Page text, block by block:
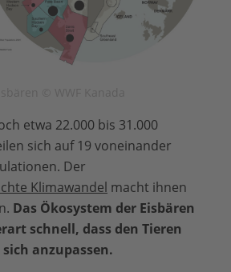
etwa 22.000 bis 31.000
sich auf 19 voneinander
Der
Klimawandel macht ihnen
Das Ökosystem der Eisbären
schnell, dass den Tieren
anzupassen.